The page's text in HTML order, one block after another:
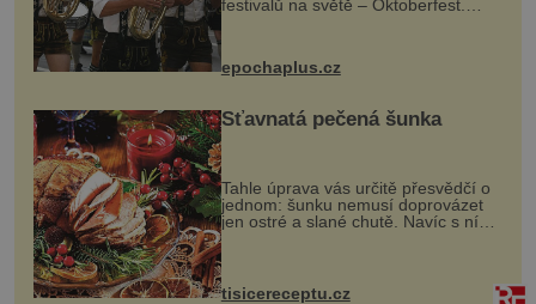
festivalů na světě – Oktoberfest.
návštěvníků, kteří si vychutnávají
kultur...
epochaplus.cz
Šťavnatá pečená šunka
Tahle úprava vás určitě přesvědčí o
jednom: šunku nemusí doprovázet
jen ostré a slané chutě. Navíc s ní
nakrmíte poměrně hodně hladových
krků. Ingredience sádlo 3 kg šunky
vcelku 3 stroužky česneku hl...
tisicereceptu.cz